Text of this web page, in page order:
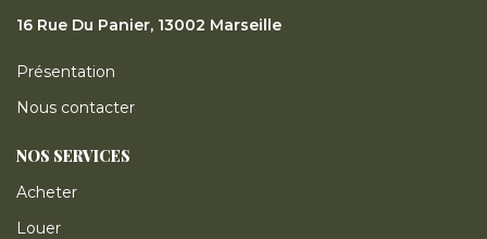
16 Rue Du Panier, 13002 Marseille
Présentation
Nous contacter
NOS SERVICES
Acheter
Louer